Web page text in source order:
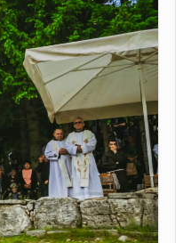
proslavljen 18. Dan